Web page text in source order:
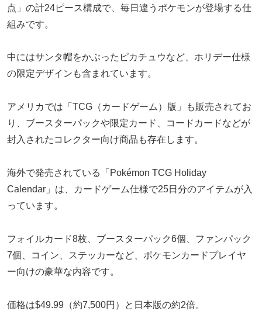
点」の計24ピース構成で、毎日違うポケモンが登場する仕
組みです。
中にはサンタ帽をかぶったピカチュウなど、ホリデー仕様
の限定デザインも含まれています。
アメリカでは「TCG（カードゲーム）版」も販売されてお
り、ブースターパックや限定カード、コードカードなどが
封入されたコレクター向け商品も存在します。
海外で発売されている「Pokémon TCG Holiday
Calendar」は、カードゲーム仕様で25日分のアイテムが入
っています。
フォイルカード8枚、ブースターパック6個、ファンパック
7個、コイン、ステッカーなど、ポケモンカードプレイヤ
ー向けの豪華な内容です。
価格は$49.99（約7,500円）と日本版の約2倍。